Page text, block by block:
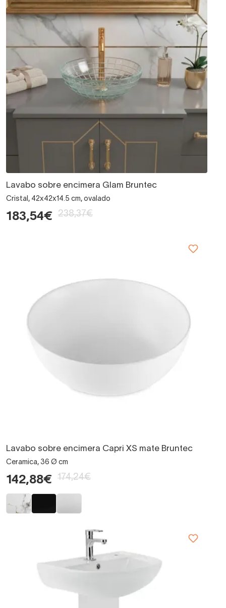
Lavabo sobre encimera Glam Bruntec
Cristal, 42x42x14.5 cm, ovalado
183,54€ 238,37€
Lavabo sobre encimera Capri XS mate Bruntec
Ceramica, 36 Ø cm
142,88€ 174,24€